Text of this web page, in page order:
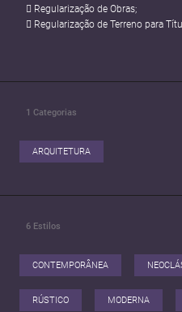
 Regularização de Obras;
 Regularização de Terreno para
1 Categorias
ARQUITETURA
6 Estilos
CONTEMPORÂNEA
RÚSTICO MODERNA